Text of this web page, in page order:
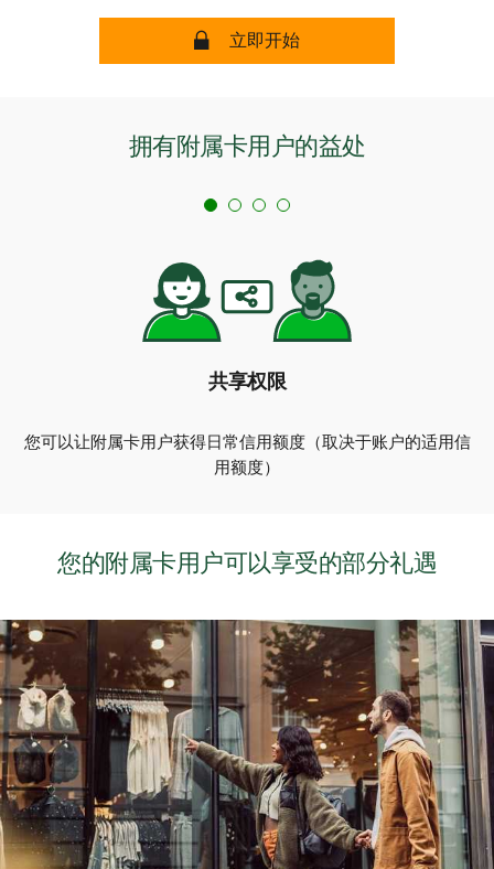
安全 立即开始
拥有附属卡用户的益处
共享权限
您可以让附属卡用户获得日常信用额度（取决于账户的适用信
用额度）
您的附属卡用户可以享受的部分礼遇